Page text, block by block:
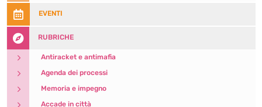
 EVENTI
 RUBRICHE
5 Antiracket e antimafia
5 Agenda dei processi
5 Memoria e impegno
5 Accade in città